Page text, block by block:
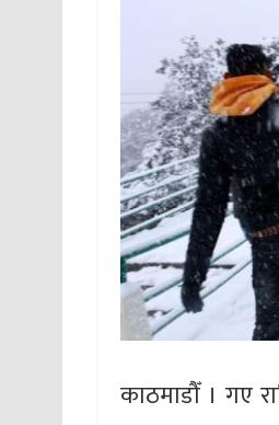
काठमाडौँ । गए